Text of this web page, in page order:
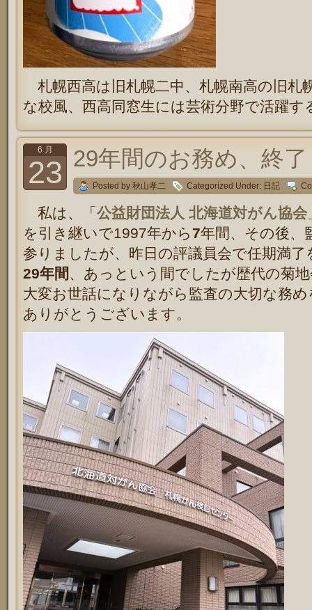
札幌西高は旧札幌二中、札幌南高の旧札
な校風、西高同窓生には芸術分野で活躍
6 月
23 29年間のお務め、終
Posted by 秋山孝二 Categorized Under: 日記
私は、「 公益財団法人 北海道対がん協会
を引き継いで1997年から 7年間、その後、
参りましたが、昨日の評議員会で任期満
29年間 、あっという間でしたが歴代の菊
大変お世話になりながら監査の大切な務
ありがとうございます。